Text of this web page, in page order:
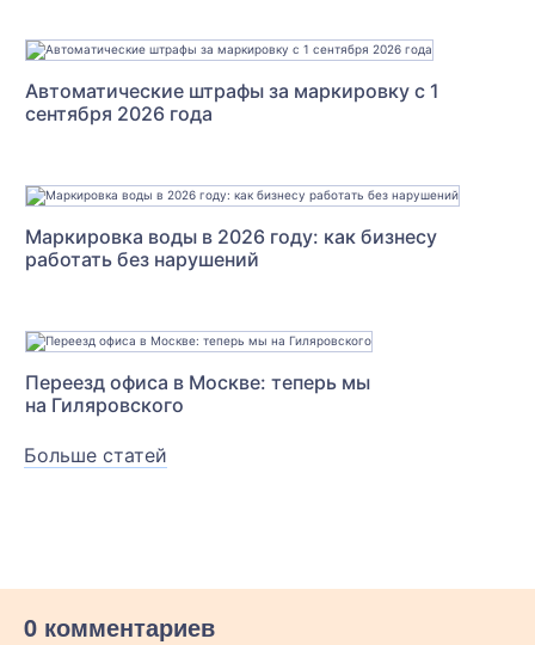
Автоматические штрафы за маркировку с 1
сентября 2026 года
Маркировка воды в 2026 году: как бизнесу
работать без нарушений
Переезд офиса в Москве: теперь мы
на Гиляровского
Больше статей
0 комментариев